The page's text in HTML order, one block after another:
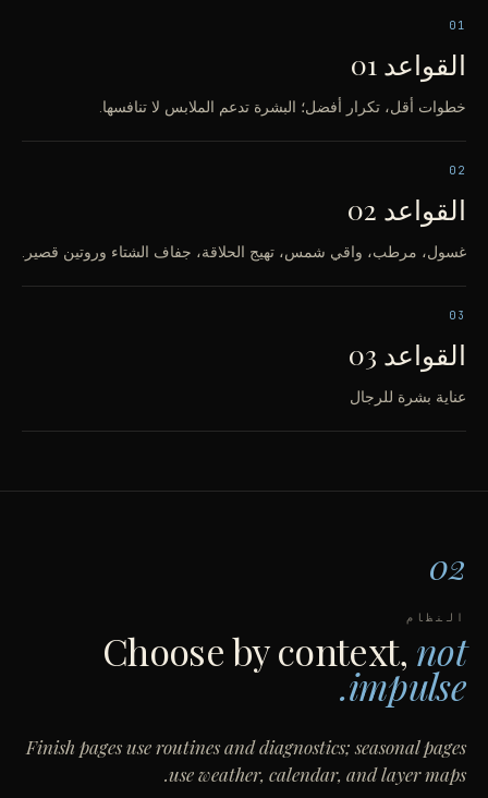
01
القواعد 01
خطوات أقل، تكرار أفضل؛ البشرة تدعم الملابس لا تنافسها.
02
القواعد 02
غسول، مرطب، واقي شمس، تهيج الحلاقة، جفاف الشتاء وروتين قصير.
03
القواعد 03
عناية بشرة للرجال
02
النظام
Choose by context, not
impulse.
Finish pages use routines and diagnostics; seasonal pages
use weather, calendar, and layer maps.